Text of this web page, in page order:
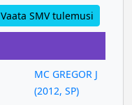
Vaata SMV tulemusi
MC GREGOR J
(2012, SP)